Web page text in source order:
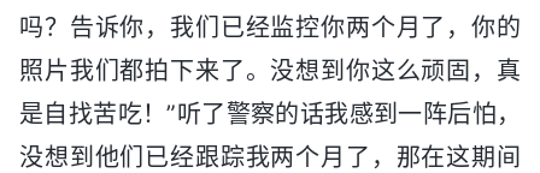
吗？告诉你，我们已经监控你两个月了，你的
照片我们都拍下来了。没想到你这么顽固，真
是自找苦吃！”听了警察的话我感到一阵后怕，
没想到他们已经跟踪我两个月了，那在这期间